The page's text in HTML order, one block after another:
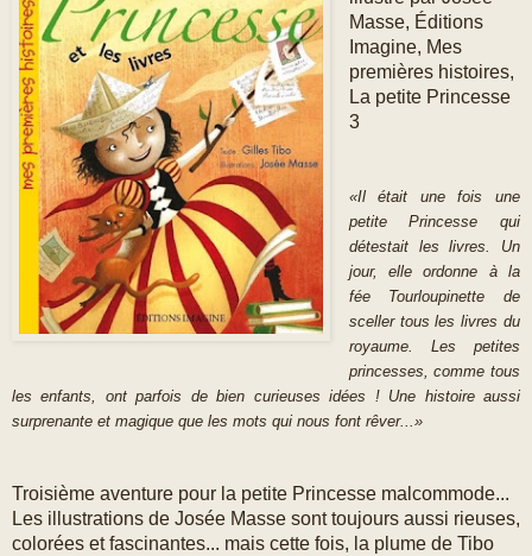
Masse, Éditions
Imagine, Mes
premières histoires,
La petite Princesse
3
«Il était une fois une
petite Princesse qui
détestait les livres. Un
jour, elle ordonne à la
fée Tourloupinette de
sceller tous les livres du
royaume. Les petites
princesses, comme tous
les enfants, ont parfois de bien curieuses idées ! Une histoire aussi
surprenante et magique que les mots qui nous font rêver...»
Troisième aventure pour la petite Princesse malcommode...
Les illustrations de Josée Masse sont toujours aussi rieuses,
colorées et fascinantes... mais cette fois, la plume de Tibo